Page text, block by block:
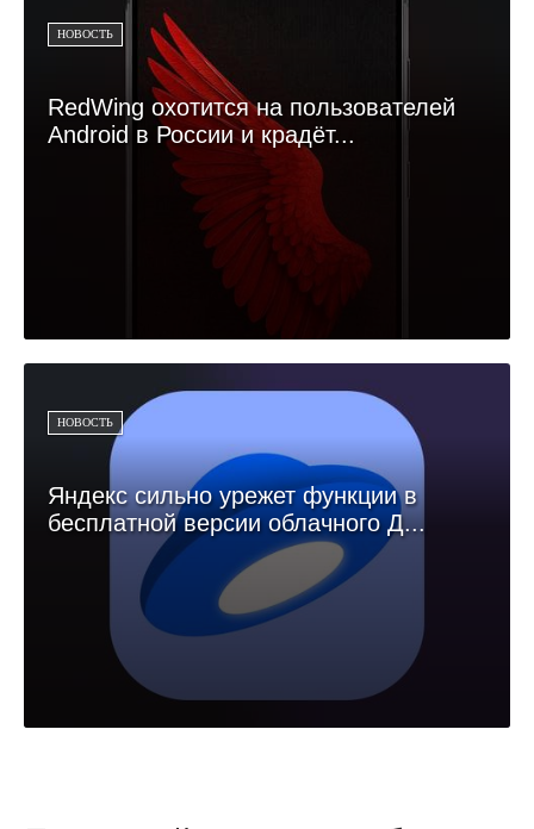
НОВОСТЬ
RedWing охотится на пользователей
Android в России и крадёт...
НОВОСТЬ
Яндекс сильно урежет функции в
бесплатной версии облачного Д...